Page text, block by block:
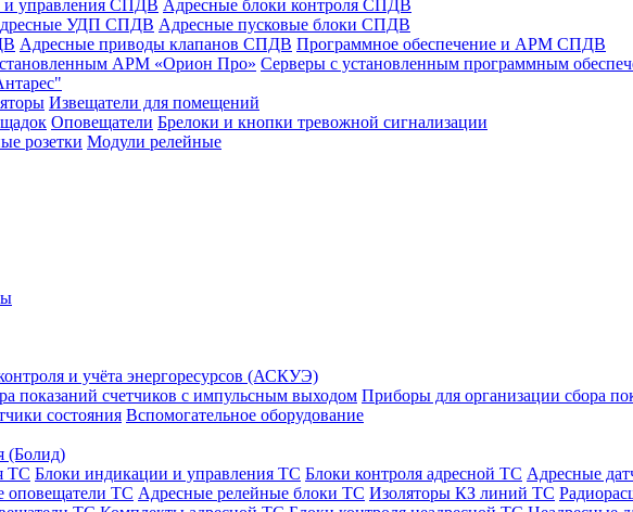
и управления СПДВ Адресные блоки контроля СПДВ
УДП СПДВ Адресные пусковые блоки СПДВ
Адресные приводы клапанов СПДВ Программное обеспечение и АРМ СПДВ
АРМ «Орион Про» Серверы с установленным программным
Извещатели для помещений
Оповещатели Брелоки и кнопки тревожной сигнализации
розетки Модули релейные
и учёта энергоресурсов (АСКУЭ)
показаний счетчиков с импульсным выходом Приборы для организации сбора
состояния Вспомогательное оборудование
(Болид)
ТС Блоки индикации и управления ТС Блоки контроля адресной ТС Адресные
оповещатели ТС Адресные релейные блоки ТС Изоляторы КЗ линий ТС